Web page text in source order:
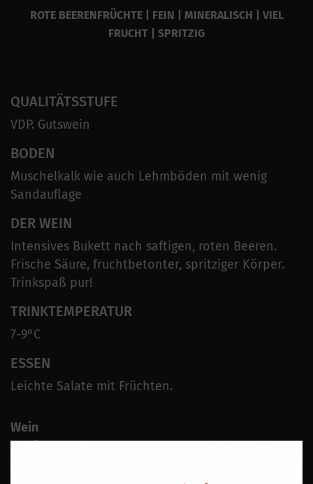
ROTE BEERENFRÜCHTE | FEIN | MINERALISCH | VIEL
FRUCHT | SPRITZIG
QUALITÄTSSTUFE
VDP. Gutswein
BODEN
Muschelkalk wie auch Lehmböden mit wenig
Sandauflage
DER WEIN
Intensives Bukett nach saftigen, roten Beeren.
Frische Säure, fruchtbetonter, spritziger Körper.
Trinkspaß pur!
TRINKTEMPERATUR
7-9°C
ESSEN
Leichte Salate mit Früchten.
Wein
Rosé